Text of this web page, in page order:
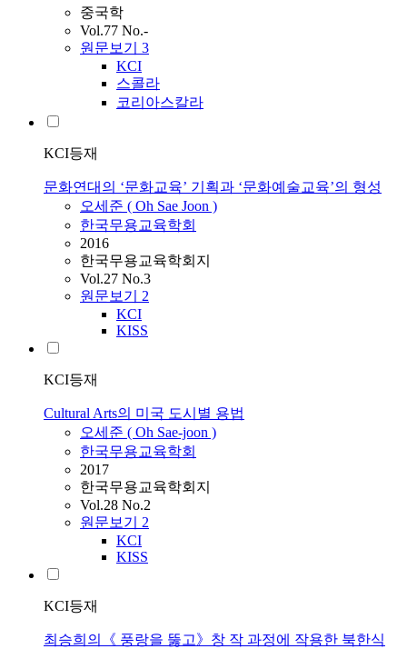
중국학
Vol.77 No.-
원문보기 3
KCI
스콜라
코리아스칼라
KCI등재
문화연대의 ‘문화교육’ 기획과 ‘문화예술교육’의 형성
오세준 ( Oh Sae Joon )
한국무용교육학회
2016
한국무용교육학회지
Vol.27 No.3
원문보기 2
KCI
KISS
KCI등재
Cultural Arts의 미국 도시별 용법
오세준 ( Oh Sae-joon )
한국무용교육학회
2017
한국무용교육학회지
Vol.28 No.2
원문보기 2
KCI
KISS
KCI등재
최승희의《 풍랑을 뚫고》창 작 과정에 작용한 북한식